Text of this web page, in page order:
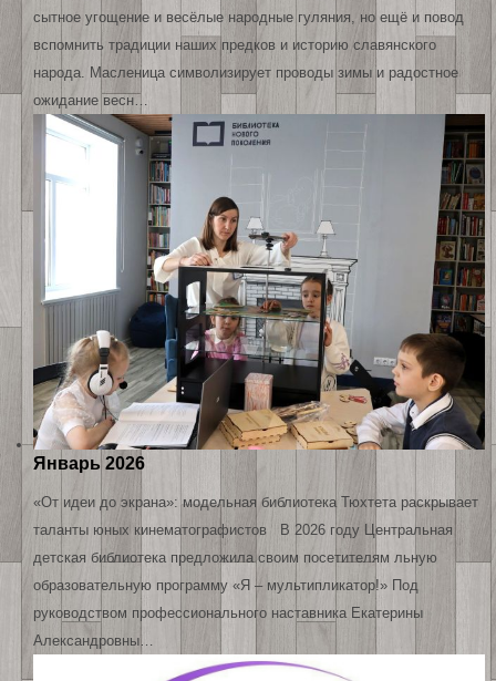
сытное угощение и весёлые народные гуляния, но ещё и повод
вспомнить традиции наших предков и историю славянского
народа. Масленица символизирует проводы зимы и радостное
ожидание весн…
Январь 2026
«От идеи до экрана»: модельная библиотека Тюхтета раскрывает
таланты юных кинематографистов В 2026 году Центральная
детская библиотека предложила своим посетителям льную
образовательную программу «Я – мультипликатор!» Под
руководством профессионального наставника Екатерины
Александровны…